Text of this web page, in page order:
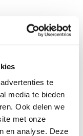
te
media te bieden
Ook delen we
met onze
en analyse. Deze
verhalen,
Kansfonds